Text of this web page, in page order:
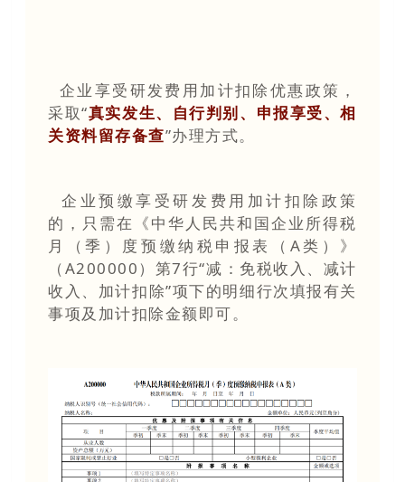
企业享受研发费用加计扣除优惠政策，
采取“真实发生、自行判别、申报享受、相
关资料留存备查”办理方式。
企业预缴享受研发费用加计扣除政策
的，只需在《中华人民共和国企业所得税
月（季 ） 度预缴纳税申报表（A类）》
（A200000）第7行“减： 免税收入、减计
收入、加计扣除”项下的明细行次填报有关
事项及加计扣除金额即可。